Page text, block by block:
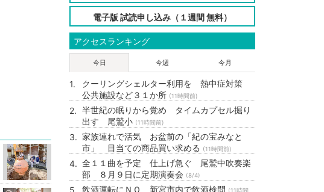
電子版 試読申し込み（１週間 無料）
アクセスランキング
今日 今週 今月
クーリングシェルター利用を 熱中症対策
公共施設など３１か所 (11時間前)
半世紀の眠りから覚め タイムカプセル掘り
出す 尾鷲小 (11時間前)
家族連れで活気 お盆前の「紀の宝みなと
市」 目当ての商品買い求める
(11時間前)
全１１曲を予定 仕上げ急ぐ 尾鷲中吹奏楽
部 ８月９日に定期演奏会 (8/4)
飲酒運転にＮＯ 新宮市内で飲酒検問 (11時間